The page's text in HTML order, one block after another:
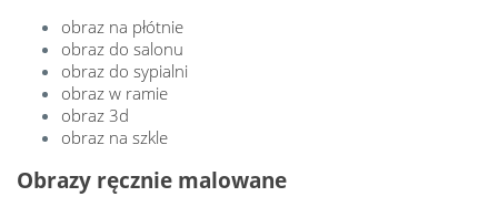
obraz na płótnie
obraz do salonu
obraz do sypialni
obraz w ramie
obraz 3d
obraz na szkle
Obrazy ręcznie malowane